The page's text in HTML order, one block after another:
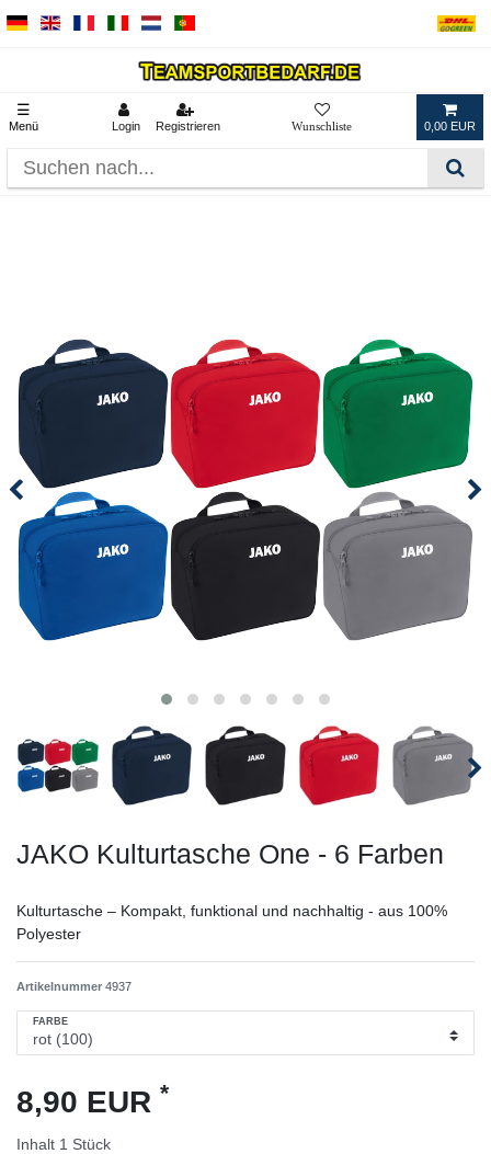
☰
Menü Login Registrieren 0,00 EUR
JAKO Kulturtasche One - 6 Farben
Kulturtasche – Kompakt, funktional und nachhaltig - aus 100%
Polyester
Artikelnummer 4937
FARBE
8,90 EUR *
Inhalt 1 Stück